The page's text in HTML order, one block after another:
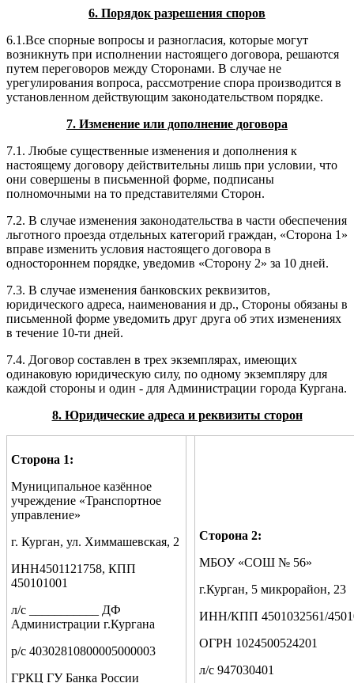
6. Порядок разрешения споров
6.1.Все спорные вопросы и разногласия, которые могут
возникнуть при исполнении настоящего договора, решаются
путем переговоров между Сторонами. В случае не
урегулирования вопроса, рассмотрение спора производится в
установленном действующим законодательством порядке.
7. Изменение или дополнение договора
7.1. Любые существенные изменения и дополнения к
настоящему договору действительны лишь при условии, что
они совершены в письменной форме, подписаны
полномочными на то представителями Сторон.
7.2. В случае изменения законодательства в части обеспечения
льготного проезда отдельных категорий граждан, «Сторона 1»
вправе изменить условия настоящего договора в
одностороннем порядке, уведомив «Сторону 2» за 10 дней.
7.3. В случае изменения банковских реквизитов,
юридического адреса, наименования и др., Стороны обязаны в
письменной форме уведомить друг друга об этих изменениях
в течение 10-ти дней.
7.4. Договор составлен в трех экземплярах, имеющих
одинаковую юридическую силу, по одному экземпляру для
каждой стороны и один - для Администрации города Кургана.
8. Юридические адреса и реквизиты сторон
Сторона 1:
Муниципальное казённое
учреждение «Транспортное
управление»
г. Курган, ул. Химмашевская, 2
ИНН4501121758, КПП
450101001
л/с ___________ ДФ
Администрации г.Кургана
р/с 40302810800005000003
ГРКЦ ГУ Банка России
Сторона 2:
МБОУ «СОШ № 56»
г.Курган, 5 микрорайон, 23
ИНН/КПП 4501032561/
ОГРН 1024500524201
л/с 947030401